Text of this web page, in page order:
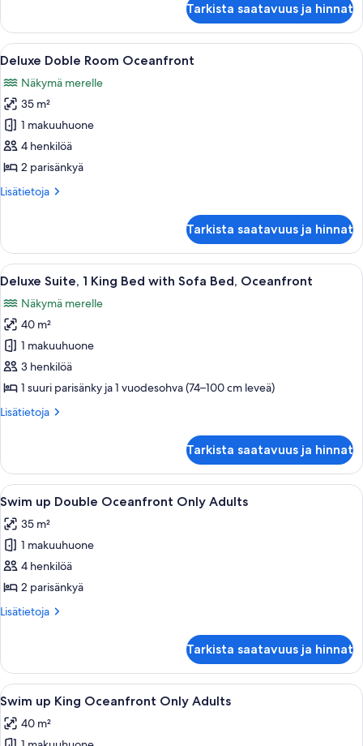
valtamerinäköala
kuvat
1
suuri
parisänky
vuodesohva,
osittainen
valtamerinäköala
Tarkista saatavuus ja hinnat
Avaa
kaikki
huonetyypin
Deluxe
Doble
Room
Oceanfront
Hotellihuone, jossa on suuri sänky,
6
Deluxe Doble Room Oceanfront
Näkymä merelle
35 m²
1 makuuhuone
4 henkilöä
2 parisänkyä
Lisätietoja
Lisätietoja
Room
Oceanfront
Tarkista saatavuus ja hinnat
Avaa
kaikki
huonetyypin
Deluxe
Suite,
1
King
with
Oceanfront
kuvat
Hotellihuone, jossa on suuri sänky,
5
Deluxe Suite, 1 King Bed with Sofa Bed, Oceanfront
Näkymä merelle
40 m²
1 makuuhuone
3 henkilöä
1 suuri parisänky ja 1 vuodesohva (74–100 cm leveä)
Lisätietoja
Lisätietoja
1
King
Bed
Sofa
Bed,
Oceanfront
Tarkista saatavuus ja hinnat
Avaa
kaikki
huonetyypin
Swim
up
Double
Oceanfront
kuvat
Hotellihuone, jossa on sänky,
12
Swim up Double Oceanfront Only Adults
35 m²
1 makuuhuone
4 henkilöä
2 parisänkyä
Lisätietoja
Lisätietoja
Double
Oceanfront
Only
Tarkista saatavuus ja hinnat
Avaa
kaikki
huonetyypin
Hotellihuone, jossa on suuri sänky,
17
Swim up King Oceanfront Only Adults
40 m²